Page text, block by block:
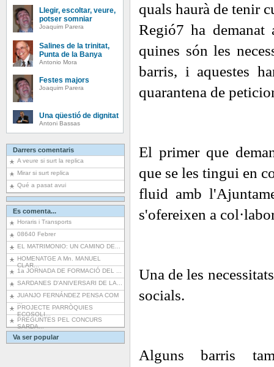
Llegir, escoltar, veure,
potser somniar
Joaquim Parera
Salines de la trinitat,
Punta de la Banya
Antonio Mora
Festes majors
Joaquim Parera
Una qüestió de dignitat
Antoni Bassas
Darrers comentaris
A veure si surt la replica
Mirar si surt replica
Qué a pasat avui
Es comenta...
Horaris i Transports
08640 Febrer
EL MATRIMONIO: UN CAMINO DE...
HOMENATGE A Mn. MANUEL
CLAR...
1a JORNADA DE FORMACIÓ DEL ...
SARDANES D'ANIVERSARI DE LA...
JUANJO FERNÁNDEZ PENSA COM
...
PROJECTE PARRÒQUIES
ECOSOLI...
PREGUNTES PEL CONCURS
SARDA...
Va ser popular
quals haurà de tenir
Regió7 ha demanat
quines són les
barris, i aquestes
quarantena de
El primer que
que se les tingui en
fluid amb
s'ofereixen a
Una de les
socials.
Alguns barris